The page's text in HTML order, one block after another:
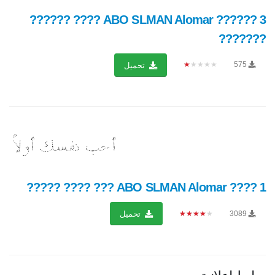
ABO SLMAN Alomar ?????? 3 ???? ??????
???????
575
★★★★★ تحميل
ABO SLMAN Alomar ???? 1 ??? ???? ?????
3089
★★★★★ تحميل